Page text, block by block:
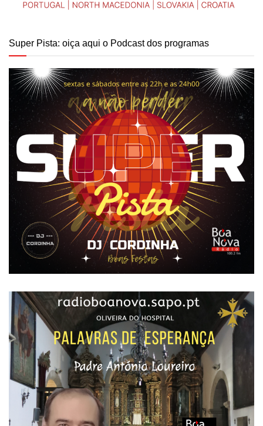
Super Pista: oiça aqui o Podcast dos programas